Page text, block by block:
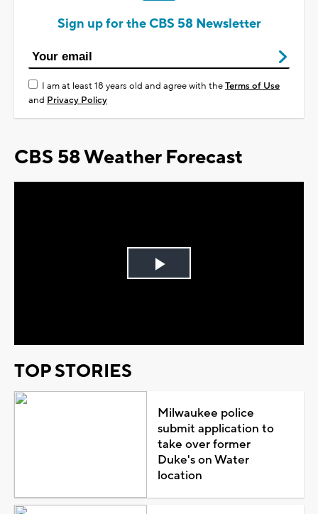
Sign up for the CBS 58 Newsletter
I am at least 18 years old and agree with theTerms of Use
and Privacy Policy
CBS 58 Weather Forecast
Play
TOP STORIES
Milwaukee police
submit application to
take over former
Duke's on Water
location